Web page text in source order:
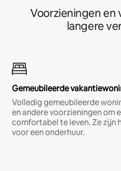
Voorzieningen en
langere
Gemeubileerde
Volledig gemeubileerde
en andere voorzieningen om
comfortabel te leven. Ze
voor een onderhuur.